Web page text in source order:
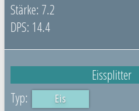
7.2
14.4
Eissplitter
Eis